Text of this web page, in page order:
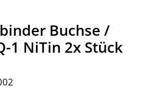
Buchse /
1 NiTin 2x Stück